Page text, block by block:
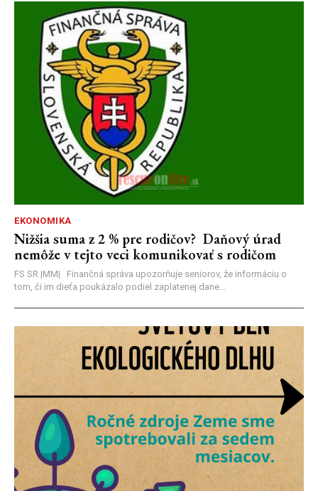
EKONOMIKA
Nižšia suma z 2 % pre rodičov? Daňový úrad
nemôže v tejto veci komunikovať s rodičom
FS SR |MM| Finančná správa upozorňuje seniorov, že informáciu o
tom, či im dieťa poukázalo podiel zaplatenej dane...